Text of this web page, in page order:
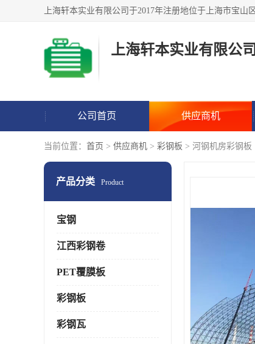
上海轩本实业有限公司
公司首页 供应商机
当前位置： 首页 > 供应商机 > 彩钢板 > 河钢机房彩钢板
产品分类 Product
宝钢
江西彩钢卷
PET覆膜板
彩钢板
彩钢瓦